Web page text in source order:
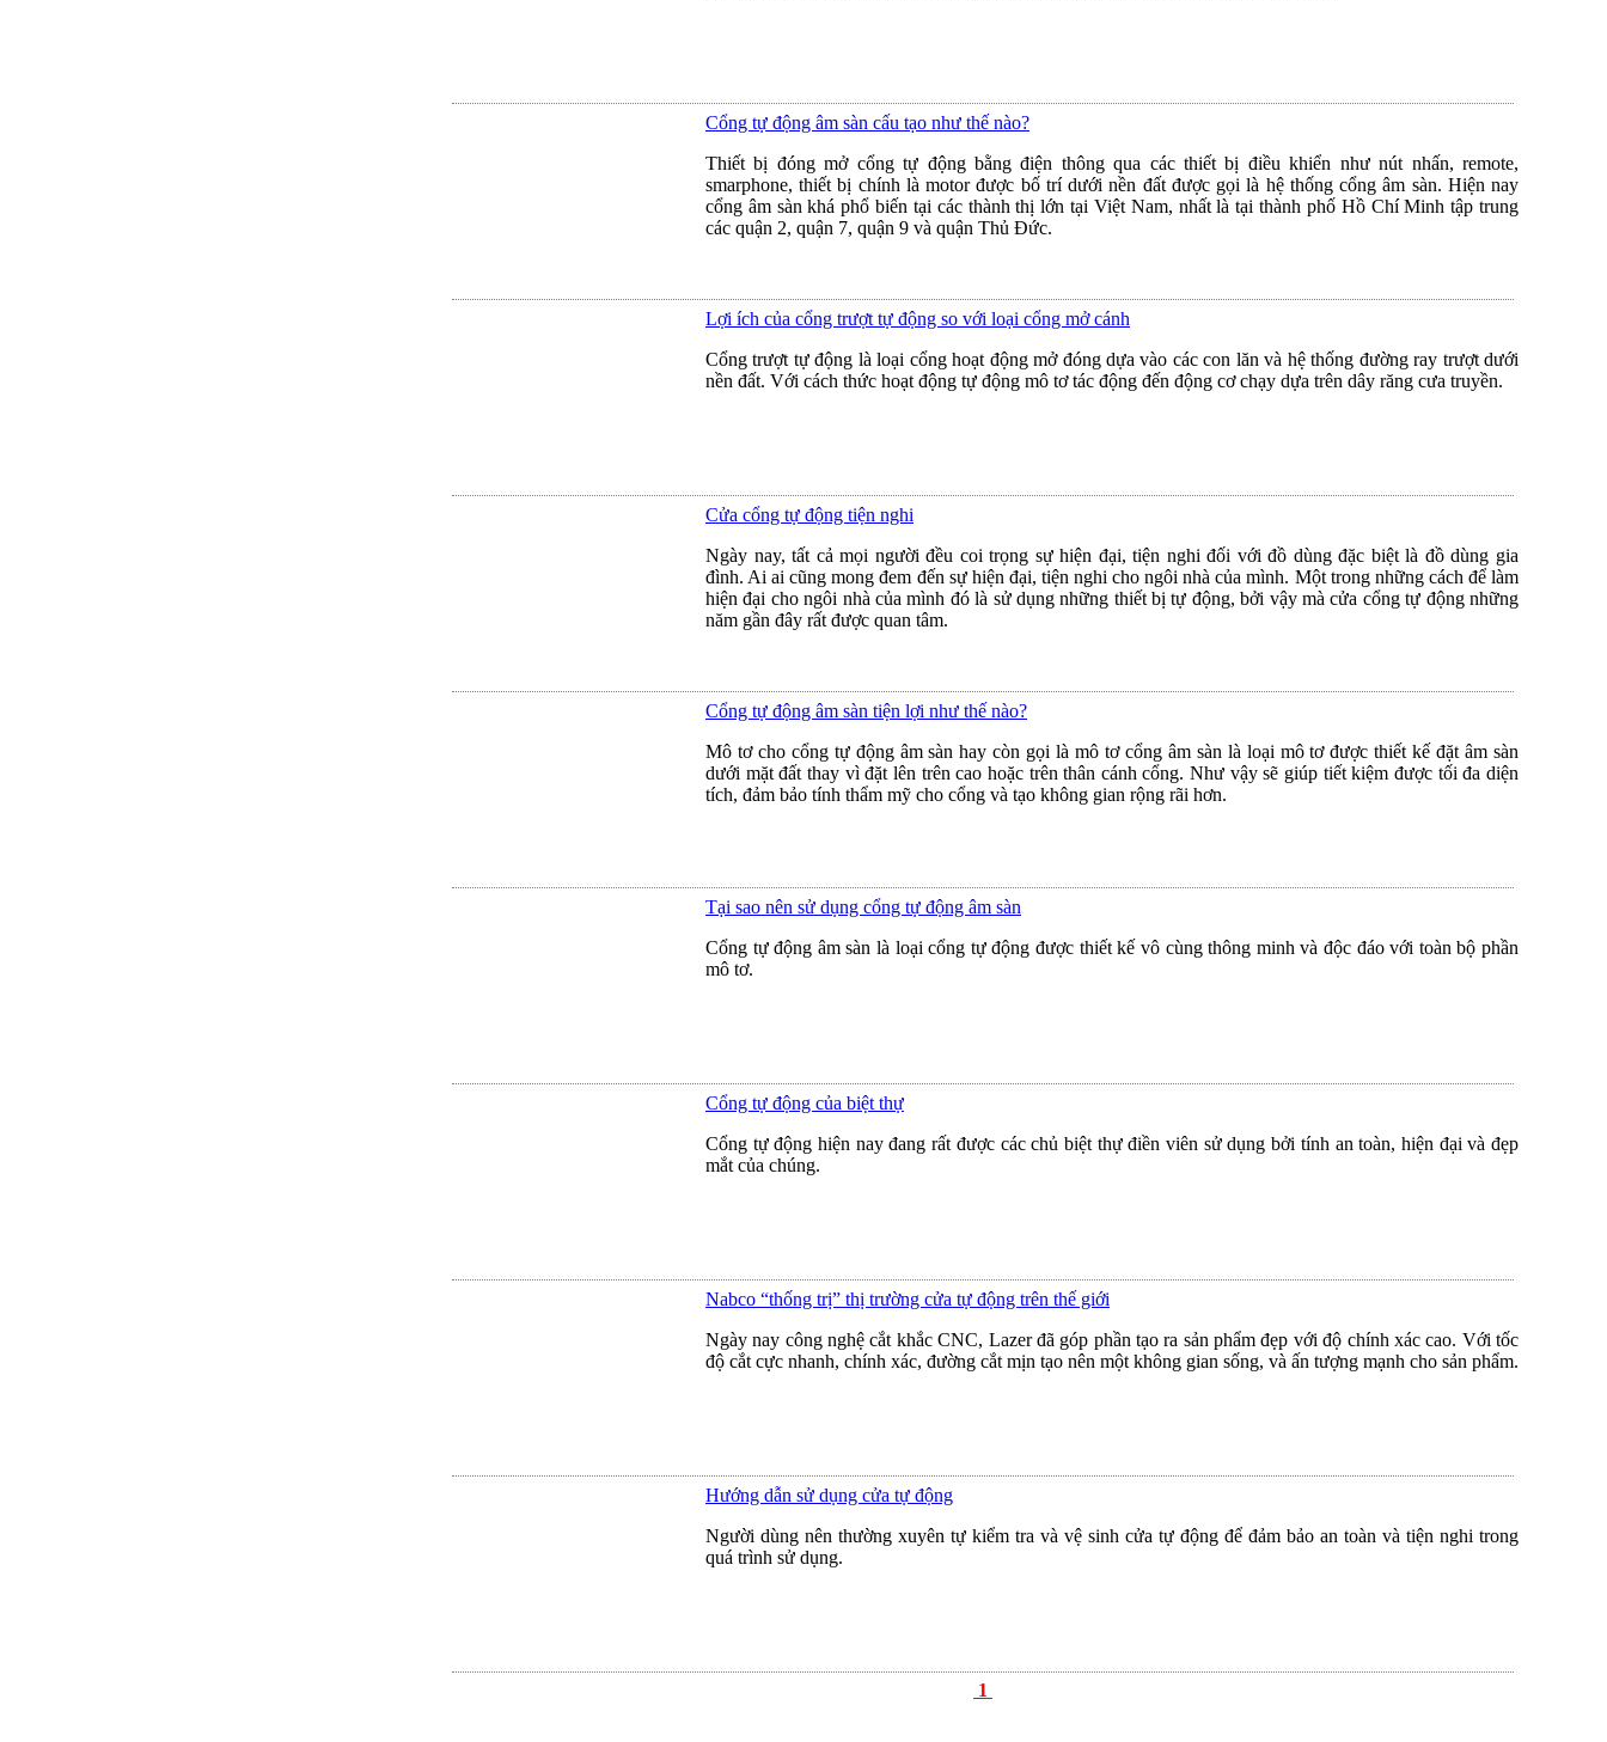
Cổng tự động âm sàn cấu tạo như thế nào?
Thiết bị đóng mở cổng tự động bằng điện thông qua các thiết bị điều khiển như nút nhấn, remote,
smarphone, thiết bị chính là motor được bố trí dưới nền đất được gọi là hệ thống cổng âm sàn. Hiện nay
cổng âm sàn khá phổ biến tại các thành thị lớn tại Việt Nam, nhất là tại thành phố Hồ Chí Minh tập trung
các quận 2, quận 7, quận 9 và quận Thủ Đức.
Lợi ích của cổng trượt tự động so với loại cổng mở cánh
Cổng trượt tự động là loại cổng hoạt động mở đóng dựa vào các con lăn và hệ thống đường ray trượt dưới
nền đất. Với cách thức hoạt động tự động mô tơ tác động đến động cơ chạy dựa trên dây răng cưa truyền.
Cửa cổng tự động tiện nghi
Ngày nay, tất cả mọi người đều coi trọng sự hiện đại, tiện nghi đối với đồ dùng đặc biệt là đồ dùng gia
đình. Ai ai cũng mong đem đến sự hiện đại, tiện nghi cho ngôi nhà của mình. Một trong những cách để làm
hiện đại cho ngôi nhà của mình đó là sử dụng những thiết bị tự động, bởi vậy mà cửa cổng tự động những
năm gần đây rất được quan tâm.
Cổng tự động âm sàn tiện lợi như thế nào?
Mô tơ cho cổng tự động âm sàn hay còn gọi là mô tơ cổng âm sàn là loại mô tơ được thiết kế đặt âm sàn
dưới mặt đất thay vì đặt lên trên cao hoặc trên thân cánh cổng. Như vậy sẽ giúp tiết kiệm được tối đa diện
tích, đảm bảo tính thẩm mỹ cho cổng và tạo không gian rộng rãi hơn.
Tại sao nên sử dụng cổng tự động âm sàn
Cổng tự động âm sàn là loại cổng tự động được thiết kế vô cùng thông minh và độc đáo với toàn bộ phần
mô tơ.
Cổng tự động của biệt thự
Cổng tự động hiện nay đang rất được các chủ biệt thự điền viên sử dụng bởi tính an toàn, hiện đại và đẹp
mắt của chúng.
Nabco “thống trị” thị trường cửa tự động trên thế giới
Ngày nay công nghệ cắt khắc CNC, Lazer đã góp phần tạo ra sản phẩm đẹp với độ chính xác cao. Với tốc
độ cắt cực nhanh, chính xác, đường cắt mịn tạo nên một không gian sống, và ấn tượng mạnh cho sản phẩm.
Hướng dẫn sử dụng cửa tự động
Người dùng nên thường xuyên tự kiểm tra và vệ sinh cửa tự động để đảm bảo an toàn và tiện nghi trong
quá trình sử dụng.
1